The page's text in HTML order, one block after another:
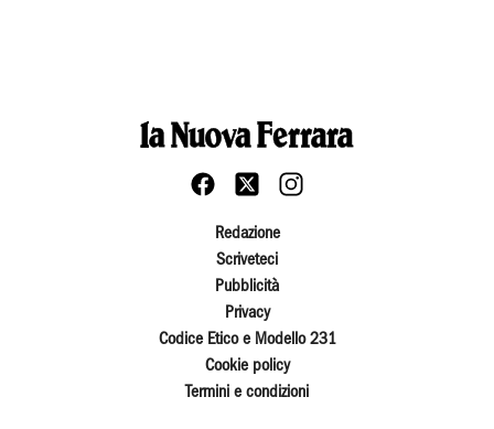
Redazione
Scriveteci
Pubblicità
Privacy
Codice Etico e Modello 231
Cookie policy
Termini e condizioni